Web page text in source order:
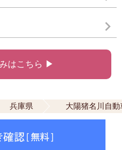
兵庫県 大陽猪名川自動
はこちら ▶